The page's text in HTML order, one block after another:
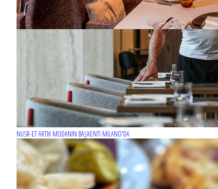
NUSR-ET ARTIK MODANIN BAŞKENTİ MİLANO'DA